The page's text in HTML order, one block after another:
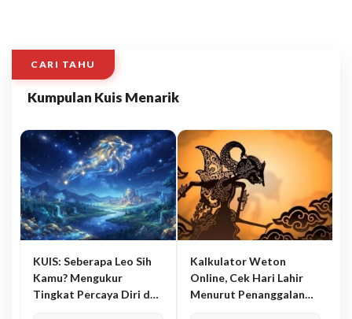
CARI TAHU
Kumpulan Kuis Menarik
KUIS: Seberapa Leo Sih
Kamu? Mengukur
Tingkat Percaya Diri dan
Kalkulator Weton
Online, Cek Hari Lahir
Menurut Penanggalan